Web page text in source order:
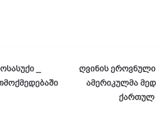
_
ღვინის
ამერიკულმა
ქართულ